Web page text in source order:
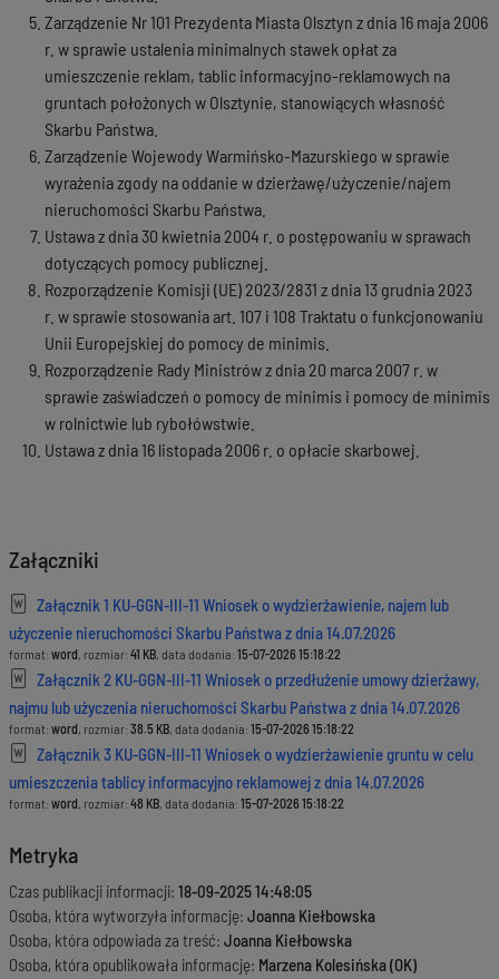
Zarządzenie Nr 101 Prezydenta Miasta Olsztyn z dnia 16 maja 2006
r. w sprawie ustalenia minimalnych stawek opłat za
umieszczenie reklam, tablic informacyjno-reklamowych na
gruntach położonych w Olsztynie, stanowiących własność
Skarbu Państwa.
Zarządzenie Wojewody Warmińsko-Mazurskiego w sprawie
wyrażenia zgody na oddanie w dzierżawę/użyczenie/najem
nieruchomości Skarbu Państwa.
Ustawa z dnia 30 kwietnia 2004 r. o postępowaniu w sprawach
dotyczących pomocy publicznej.
Rozporządzenie Komisji (UE) 2023/2831 z dnia 13 grudnia 2023
r. w sprawie stosowania art. 107 i 108 Traktatu o funkcjonowaniu
Unii Europejskiej do pomocy de minimis.
Rozporządzenie Rady Ministrów z dnia 20 marca 2007 r. w
sprawie zaświadczeń o pomocy de minimis i pomocy de minimis
w rolnictwie lub rybołówstwie.
Ustawa z dnia 16 listopada 2006 r. o opłacie skarbowej.
Załączniki
Załącznik 1 KU-GGN-III-11 Wniosek o wydzierżawienie, najem lub
użyczenie nieruchomości Skarbu Państwa z dnia 14.07.2026
format: word, rozmiar: 41 KB, data dodania: 15-07-2026 15:18:22
Załącznik 2 KU-GGN-III-11 Wniosek o przedłużenie umowy dzierżawy,
najmu lub użyczenia nieruchomości Skarbu Państwa z dnia 14.07.2026
format: word, rozmiar: 38.5 KB, data dodania: 15-07-2026 15:18:22
Załącznik 3 KU-GGN-III-11 Wniosek o wydzierżawienie gruntu w celu
umieszczenia tablicy informacyjno reklamowej z dnia 14.07.2026
format: word, rozmiar: 48 KB, data dodania: 15-07-2026 15:18:22
Metryka
Czas publikacji informacji: 18-09-2025 14:48:05
Osoba, która wytworzyła informację: Joanna Kiełbowska
Osoba, która odpowiada za treść: Joanna Kiełbowska
Osoba, która opublikowała informację: Marzena Kolesińska (OK)